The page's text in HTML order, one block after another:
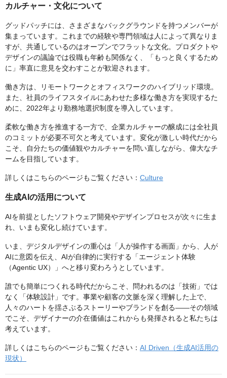
カルチャー・文化について
グッドパッチには、さまざまなバックグラウンドを持つメンバーが
集まっています。これまでの経験や専門領域は人によって異なりま
すが、共通しているのはオープンでフラットな文化。プロダクトや
デザインの議論では役職も年齢も関係なく、「もっと良くするため
に」率直に意見を交わすことが歓迎されます。
働き方は、リモートワークとオフィスワークのハイブリッド環境。
また、社員のライフスタイルにあわせた多様な働き方を実現するた
めに、2022年より勤務地選択制度を導入しています。
柔軟な働き方を推進する一方で、企業カルチャーの醸成には全社員
のコミットが必要不可欠と考えています。変化が激しい時代だから
こそ、自分たちの価値観やカルチャーを問い直しながら、偉大なチ
ームを目指しています。
詳しくはこちらのページもご覧ください： Culture
生成AIの活用について
AIを前提としたソフトウェア開発やデザインプロセスが次々に生ま
れ、いまも変化し続けています。
いま、デジタルデザインの重心は「人が操作する画面」から、人が
AIに意図を伝え、AIが自律的に実行する「エージェント体験
（Agentic UX）」へと移り変わろうとしています。
誰でも簡単につくれる時代だからこそ、問われるのは「技術」では
なく「体験設計」です。事業や顧客の文脈を深く理解した上で、
人々のハートを揺さぶるストーリーやブランドを創る——その領域
でこそ、デザイナーの介在価値はこれからも発揮されると私たちは
考えています。
詳しくはこちらのページもご覧ください： AI Driven（生成AI活用の
現状）